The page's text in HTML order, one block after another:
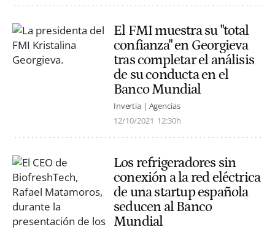
El FMI muestra su "total
confianza" en Georgieva
tras completar el análisis
de su conducta en el
Banco Mundial
Invertia | Agencias
12/10/2021 12:30h
Los refrigeradores sin
conexión a la red eléctrica
de una startup española
seducen al Banco
Mundial